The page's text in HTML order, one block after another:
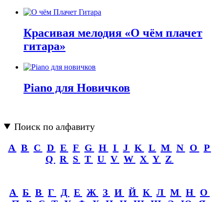
Красивая мелодия «О чём плачет
гитара»
Piano для Новичков
Поиск по алфавиту
A B C D E F G H I J K L M N O
P
Q
R S T U V W X Y Z
А Б В Г Д Е Ж З И Й К Л М Н
О